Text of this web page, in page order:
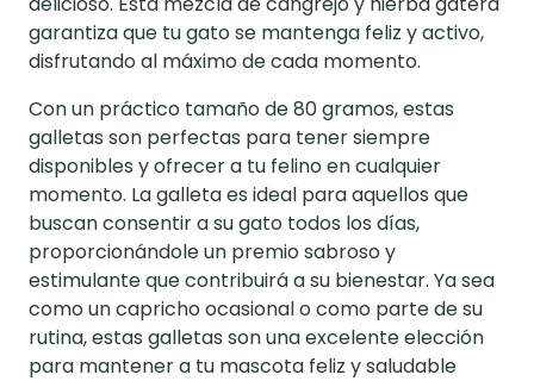
garantiza que tu gato se mantenga feliz y activo,
disfrutando al máximo de cada momento.
Con un práctico tamaño de 80 gramos, estas
galletas son perfectas para tener siempre
disponibles y ofrecer a tu felino en cualquier
momento. La galleta es ideal para aquellos que
buscan consentir a su gato todos los días,
proporcionándole un premio sabroso y
estimulante que contribuirá a su bienestar. Ya sea
como un capricho ocasional o como parte de su
rutina, estas galletas son una excelente elección
para mantener a tu mascota feliz y saludable